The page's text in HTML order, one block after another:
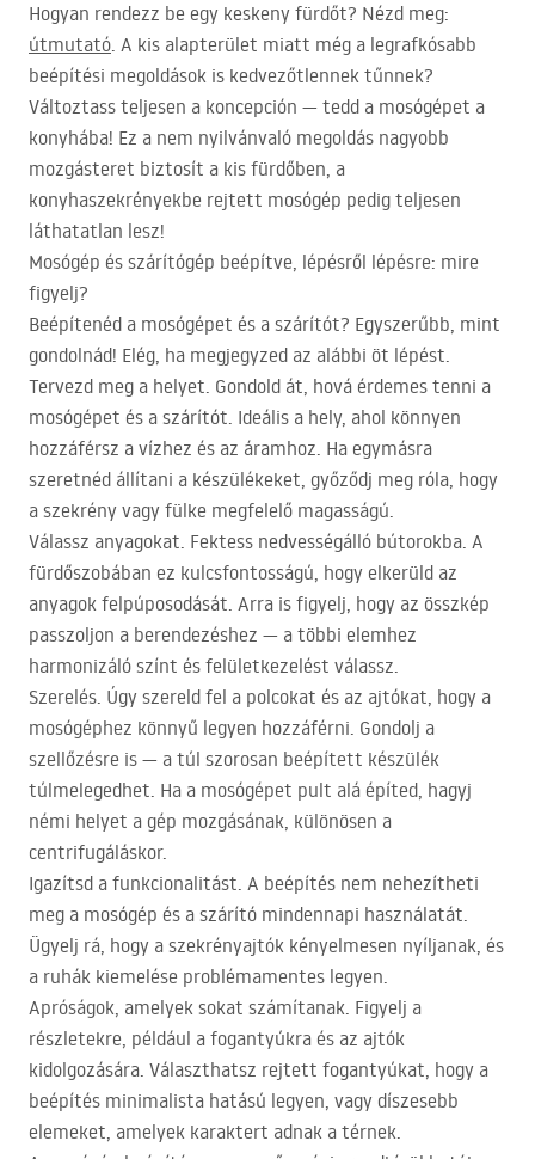
Hogyan rendezz be egy keskeny fürdőt? Nézd meg:
útmutató. A kis alapterület miatt még a legrafkósabb
beépítési megoldások is kedvezőtlennek tűnnek?
Változtass teljesen a koncepción — tedd a mosógépet a
konyhába! Ez a nem nyilvánvaló megoldás nagyobb
mozgásteret biztosít a kis fürdőben, a
konyhaszekrényekbe rejtett mosógép pedig teljesen
láthatatlan lesz!
Mosógép és szárítógép beépítve, lépésről lépésre: mire
figyelj?
Beépítenéd a mosógépet és a szárítót? Egyszerűbb, mint
gondolnád! Elég, ha megjegyzed az alábbi öt lépést.
Tervezd meg a helyet. Gondold át, hová érdemes tenni a
mosógépet és a szárítót. Ideális a hely, ahol könnyen
hozzáférsz a vízhez és az áramhoz. Ha egymásra
szeretnéd állítani a készülékeket, győződj meg róla, hogy
a szekrény vagy fülke megfelelő magasságú.
Válassz anyagokat. Fektess nedvességálló bútorokba. A
fürdőszobában ez kulcsfontosságú, hogy elkerüld az
anyagok felpúposodását. Arra is figyelj, hogy az összkép
passzoljon a berendezéshez — a többi elemhez
harmonizáló színt és felületkezelést válassz.
Szerelés. Úgy szereld fel a polcokat és az ajtókat, hogy a
mosógéphez könnyű legyen hozzáférni. Gondolj a
szellőzésre is — a túl szorosan beépített készülék
túlmelegedhet. Ha a mosógépet pult alá építed, hagyj
némi helyet a gép mozgásának, különösen a
centrifugáláskor.
Igazítsd a funkcionalitást. A beépítés nem nehezítheti
meg a mosógép és a szárító mindennapi használatát.
Ügyelj rá, hogy a szekrényajtók kényelmesen nyíljanak, és
a ruhák kiemelése problémamentes legyen.
Apróságok, amelyek sokat számítanak. Figyelj a
részletekre, például a fogantyúkra és az ajtók
kidolgozására. Választhatsz rejtett fogantyúkat, hogy a
beépítés minimalista hatású legyen, vagy díszesebb
elemeket, amelyek karaktert adnak a térnek.